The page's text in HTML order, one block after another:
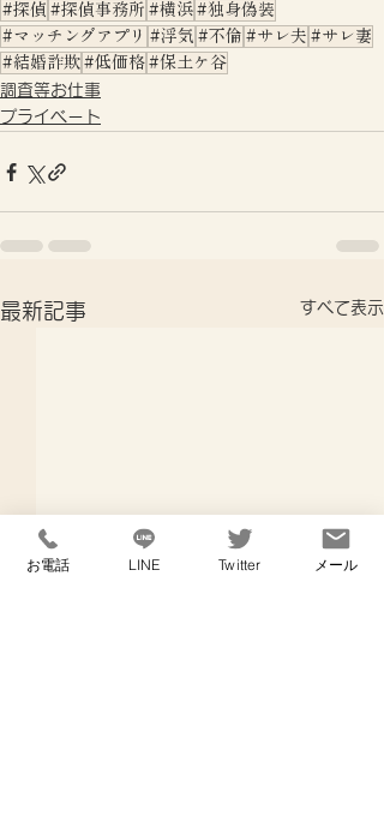
#探偵 #探偵事務所 #横浜 #独身偽装
#マッチングアプリ #浮気 #不倫 #サレ夫 #サレ妻
#結婚詐欺 #低価格 #保土ケ谷
調査等お仕事
プライベート
最新記事 すべて表示
お電話 LINE Twitter メール